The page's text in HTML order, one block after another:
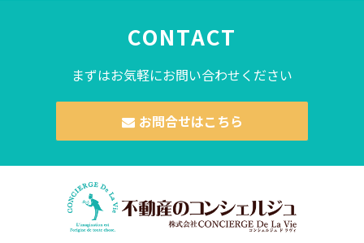
CONTACT
まずはお気軽にお問い合わせください
お問合せはこちら